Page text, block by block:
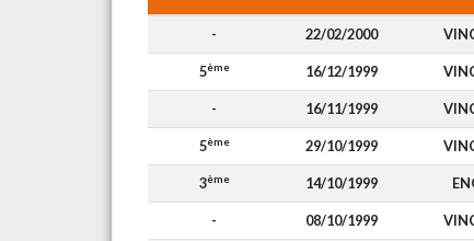
- 22/02/2000
5ème 16/12/1999
- 16/11/1999
5ème 29/10/1999
3ème 14/10/1999
- 08/10/1999